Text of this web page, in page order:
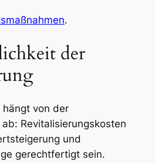
.
der
hängt von der
Revitalisierungskosten
und
gerechtfertigt sein.